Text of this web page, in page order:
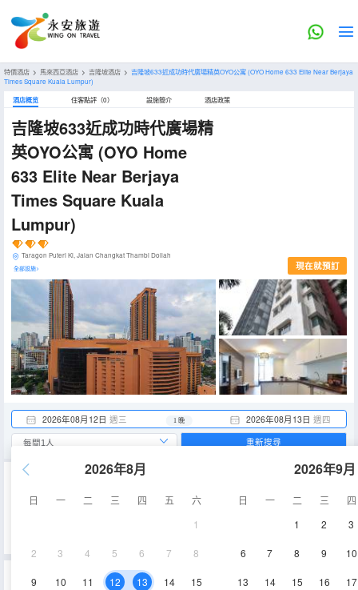
特價酒店 > 馬來西亞酒店 > 吉隆坡酒店 > 吉隆坡633近成功時代廣場精英OYO公寓(OYO Home 633 Elite Near Berjaya
Times Square Kuala Lumpur)
酒店概览 住客點評（0） 設施簡介 酒店政策
吉隆坡633近成功時代廣場精
英OYO公寓 (OYO Home
633 Elite Near Berjaya
Times Square Kuala
Lumpur)
Taragon Puteri Kl, Jalan Changkat Thambi Dollah
全部設施> 現在就預訂
2026年08月12日 週三 2026年08月13日 週四
1 晚
2026年8月
日 一 二 三 四 五
六
1
2 3 4 5 6 7 8
9 10 11 12 13 14 15
2026年9月
日 一 二 三
四
1
2 3
6 7 8 9 10
13 14 15 16 17
重新搜尋
重要資訊
城市重要資訊
吉隆坡633近成功時代廣場精英OYO公寓的真實住客評論(0)